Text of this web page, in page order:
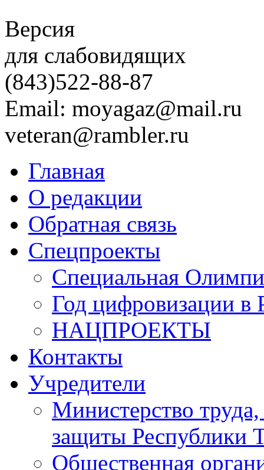
Версия
для слабовидящих
(843)522-88-87
Email: moyagaz@mail.ru
veteran@rambler.ru
Главная
О редакции
Обратная связь
Спецпроекты
Специальная
Год цифровизации в
НАЦПРОЕКТЫ
Контакты
Учредители
Министерство
защиты Республики
Общественная